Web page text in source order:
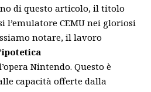
di questo articolo, il titolo
CEMU nei gloriosi
notare, il lavoro
ipotetica
Nintendo. Questo è
capacità offerte dalla